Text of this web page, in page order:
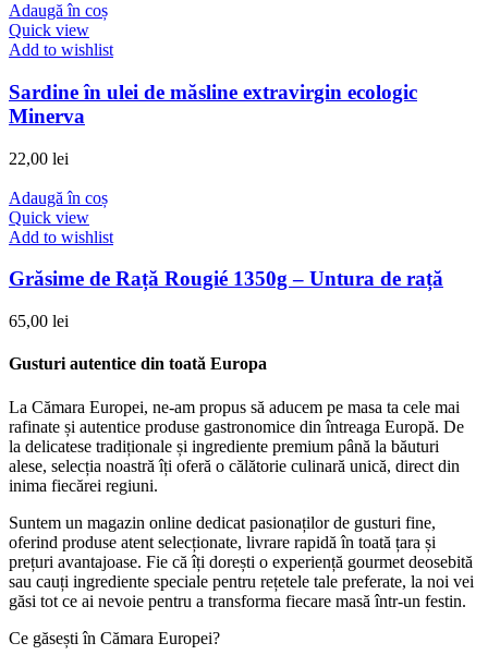
Adaugă în coș
Quick view
Add to wishlist
Sardine în ulei de măsline extravirgin ecologic
Minerva
22,00 lei
Adaugă în coș
Quick view
Add to wishlist
Grăsime de Rață Rougié 1350g – Untura de rață
65,00 lei
Gusturi autentice din toată Europa​
La Cămara Europei, ne-am propus să aducem pe masa ta cele mai
rafinate și autentice produse gastronomice din întreaga Europă. De
la delicatese tradiționale și ingrediente premium până la băuturi
alese, selecția noastră îți oferă o călătorie culinară unică, direct din
inima fiecărei regiuni.
Suntem un magazin online dedicat pasionaților de gusturi fine,
oferind produse atent selecționate, livrare rapidă în toată țara și
prețuri avantajoase. Fie că îți dorești o experiență gourmet deosebită
sau cauți ingrediente speciale pentru rețetele tale preferate, la noi vei
găsi tot ce ai nevoie pentru a transforma fiecare masă într-un festin.
Ce găsești în Cămara Europei?